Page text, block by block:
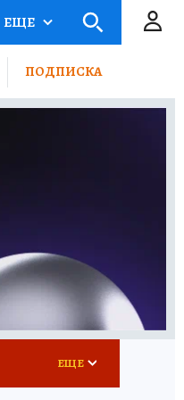
ЕЩЕ
ПОДПИСКА
ЕЩЕ